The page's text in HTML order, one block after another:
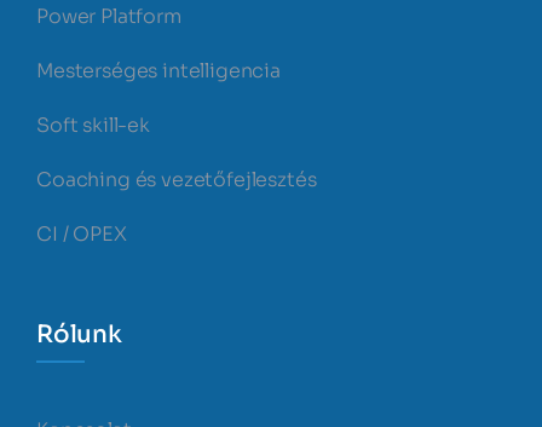
Power Platform
Mesterséges intelligencia
Soft skill-ek
Coaching és vezetőfejlesztés
CI / OPEX
Rólunk